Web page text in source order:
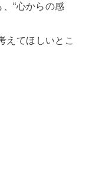
“心からの感
えてほしいとこ